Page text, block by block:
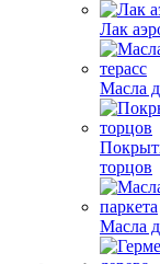
Лак
Масла
торцов
Масла